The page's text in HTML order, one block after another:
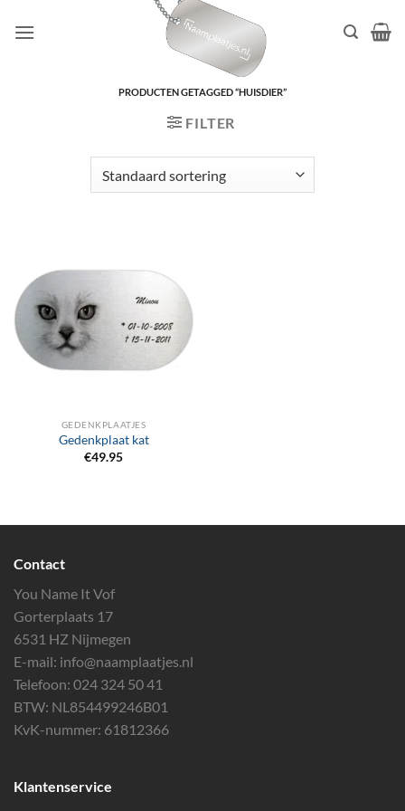
naar
PRODUCTEN GETAGGED “HUISDIER”
FILTER
GEDENKPLAATJES
Gedenkplaat kat
€49.95
Contact
You Name It Vof
Gorterplaats 17
6531 HZ Nijmegen
E-mail: info@naamplaatjes.nl
Telefoon: 024 324 50 41
BTW: NL854499246B01
KvK-nummer: 61812366
Klantenservice